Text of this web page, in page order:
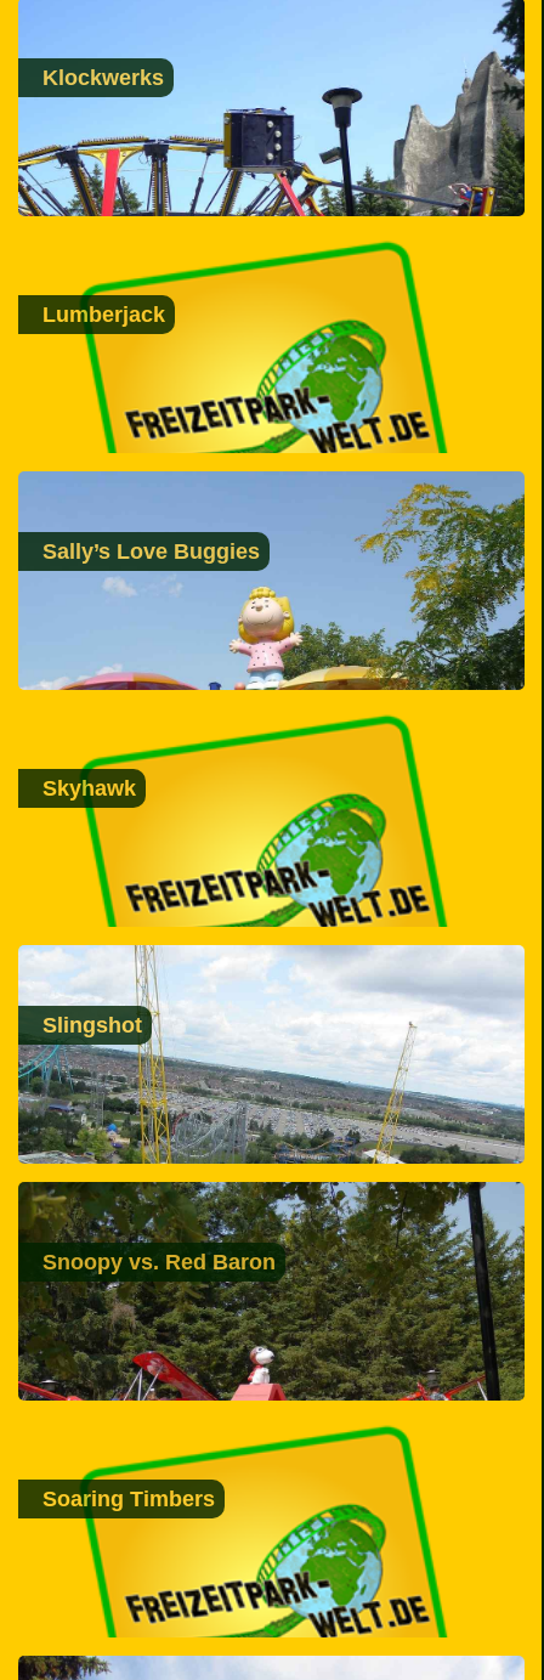
Klockwerks
Lumberjack
Sally’s Love Buggies
Skyhawk
Slingshot
Snoopy vs. Red Baron
Soaring Timbers